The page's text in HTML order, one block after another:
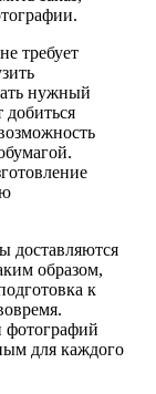
требует
нужный
добиться
доставляются
образом,
к
фотографий
для каждого